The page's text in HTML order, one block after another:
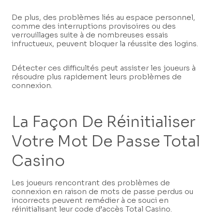
De plus, des problèmes liés au espace personnel,
comme des interruptions provisoires ou des
verrouillages suite à de nombreuses essais
infructueux, peuvent bloquer la réussite des logins.
Détecter ces difficultés peut assister les joueurs à
résoudre plus rapidement leurs problèmes de
connexion.
La Façon De Réinitialiser
Votre Mot De Passe Total
Casino
Les joueurs rencontrant des problèmes de
connexion en raison de mots de passe perdus ou
incorrects peuvent remédier à ce souci en
réinitialisant leur code d’accès Total Casino.